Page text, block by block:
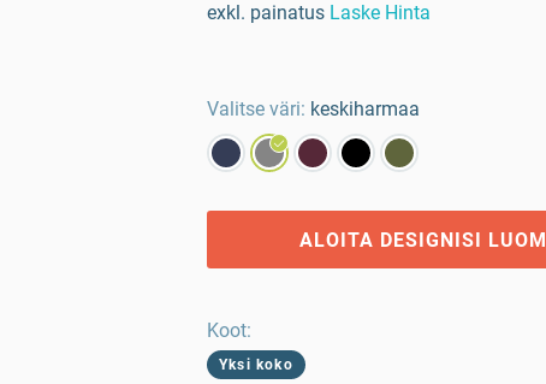
exkl. painatus Laske Hinta
Valitse väri: keskiharmaa
ALOITA DESIGNISI
Koot:
Yksi koko